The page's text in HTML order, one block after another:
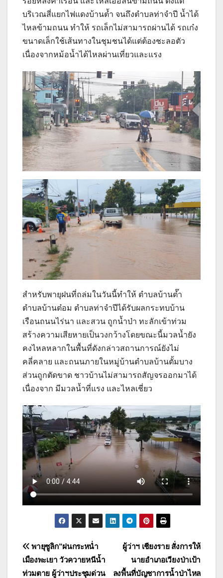
บริเวณสี่แยกไฟแดงบ้านต้ำ จนถึงตำบลท่าจำปี น้ำได้
ไหลข้ามถนน ทำให้ รถเล็กไม่สามารถผ่านได้ รถเก๋ง
ขนาดเล็กใช้เส้นทางในชุมชนได้แต่ต้องชะลอตัว
เนื่องจากหม้อน้ำได้ไหลผ่านเที่ยวและแรง
สำหรับพายุฝนที่ถล่มในวันนี้ทำให้ ตำบลบ้านต๊ำ
ตำบลบ้านต๋อม ตำบลท่าจำปีได้รับผลกระทบบ้าน
เรือนถนนไร่นา และสวน ถูกน้ำป่า ทะลักเข้าท่วม
สร้างความเสียหายเป็นวงกว้างโดยขณะนี้มวลน้ำยัง
คงไหลหลากในพื้นที่ดังกล่าวสถานการณ์ยังไม่
คลี่คลาย และถนนภายในหมู่บ้านตำบลบ้านตั้มบาง
ส่วนถูกตัดขาด ชาวบ้านไม่สามารถสัญจรออกมาได้
เนื่องจาก มีมวลน้ำที่แรง และไหลเชี่ยว
แนะแนว
เรื่อง
ผู้ว่าฯ เชียงราย สั่งการให้
นายอำเภอเวียงป่าเป้า
ลงพื้นที่บัญชาการน้ำป่าไหล
พายุซูลิก”ฝนกระหน่ำ
เมืองพะเยา วัวควายหนีน้ำ
ท่วมตาย ผู้ว่าฯประชุมด่วน